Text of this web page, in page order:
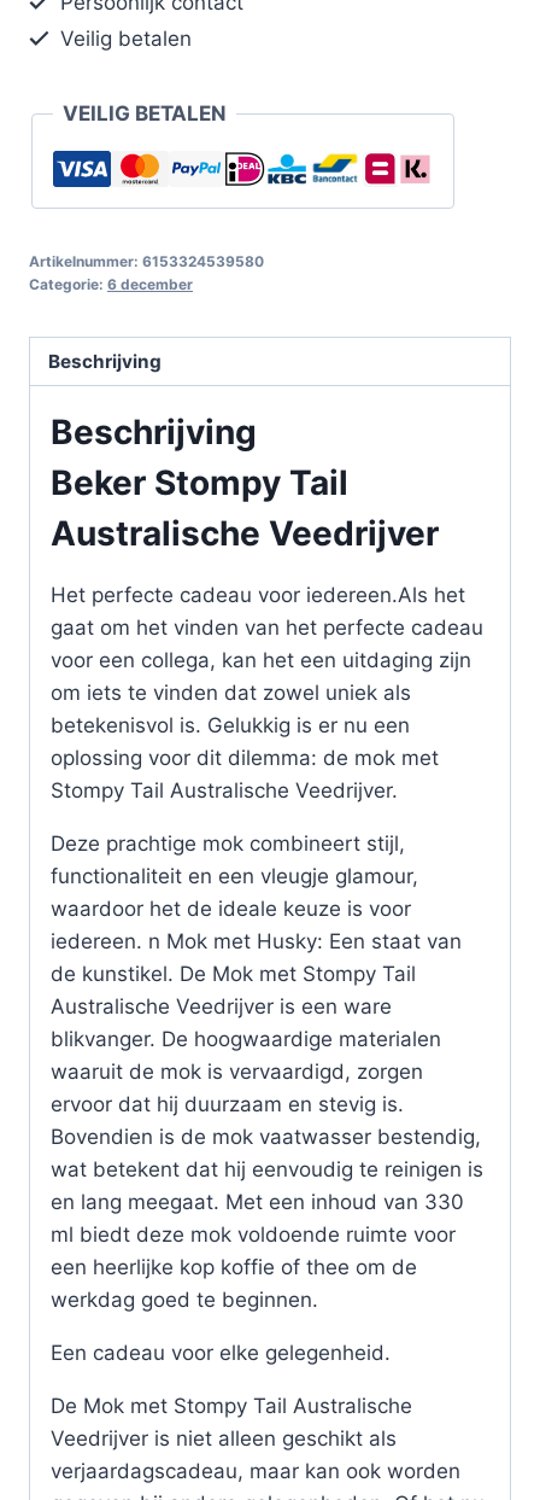
Veilig betalen
VEILIG BETALEN
Artikelnummer: 6153324539580
Categorie: 6 december
Beschrijving
Beschrijving
Beker Stompy Tail
Australische Veedrijver
Het perfecte cadeau voor iedereen.Als het
gaat om het vinden van het perfecte cadeau
voor een collega, kan het een uitdaging zijn
om iets te vinden dat zowel uniek als
betekenisvol is. Gelukkig is er nu een
oplossing voor dit dilemma: de mok met
Stompy Tail Australische Veedrijver.
Deze prachtige mok combineert stijl,
functionaliteit en een vleugje glamour,
waardoor het de ideale keuze is voor
iedereen. n Mok met Husky: Een staat van
de kunstikel. De Mok met Stompy Tail
Australische Veedrijver is een ware
blikvanger. De hoogwaardige materialen
waaruit de mok is vervaardigd, zorgen
ervoor dat hij duurzaam en stevig is.
Bovendien is de mok vaatwasser bestendig,
wat betekent dat hij eenvoudig te reinigen is
en lang meegaat. Met een inhoud van 330
ml biedt deze mok voldoende ruimte voor
een heerlijke kop koffie of thee om de
werkdag goed te beginnen.
Een cadeau voor elke gelegenheid.
De Mok met Stompy Tail Australische
Veedrijver is niet alleen geschikt als
verjaardagscadeau, maar kan ook worden